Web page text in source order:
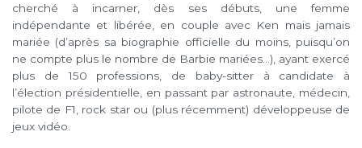
cherché à incarner, dès ses débuts, une femme
indépendante et libérée, en couple avec Ken mais jamais
mariée (d’après sa biographie officielle du moins, puisqu’on
ne compte plus le nombre de Barbie mariées…), ayant exercé
plus de 150 professions, de baby-sitter à candidate à
l’élection présidentielle, en passant par astronaute, médecin,
pilote de F1, rock star ou (plus récemment) développeuse de
jeux vidéo.